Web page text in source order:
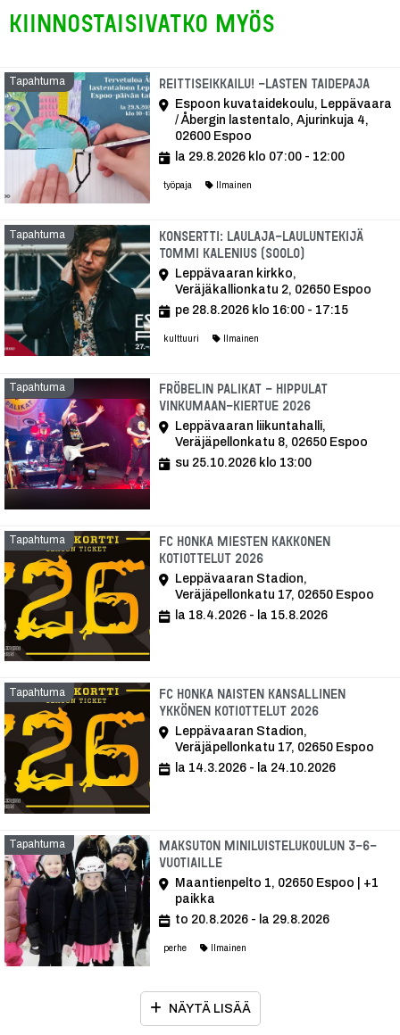
Kiinnostaisivatko myös
Tapahtuma Reittiseikkailu! -lasten taidepaja
Espoon kuvataidekoulu, Leppävaara
/ Åbergin lastentalo, Ajurinkuja 4,
02600 Espoo
la 29.8.2026 klo 07:00 - 12:00
työpaja Ilmainen
Tapahtuma
Konsertti: Laulaja-lauluntekijä
Tommi Kalenius (soolo)
Leppävaaran kirkko,
Veräjäkallionkatu 2, 02650 Espoo
pe 28.8.2026 klo 16:00 - 17:15
kulttuuri Ilmainen
Tapahtuma
Fröbelin Palikat - Hippulat
vinkumaan-kiertue 2026
Leppävaaran liikuntahalli,
Veräjäpellonkatu 8, 02650 Espoo
su 25.10.2026 klo 13:00
Tapahtuma
FC Honka Miesten Kakkonen
kotiottelut 2026
Leppävaaran Stadion,
Veräjäpellonkatu 17, 02650 Espoo
la 18.4.2026 - la 15.8.2026
Tapahtuma
FC Honka naisten Kansallinen
Ykkönen kotiottelut 2026
Leppävaaran Stadion,
Veräjäpellonkatu 17, 02650 Espoo
la 14.3.2026 - la 24.10.2026
Tapahtuma
Maksuton miniluistelukoulun 3-6-
vuotiaille
Maantienpelto 1, 02650 Espoo | +1
paikka
to 20.8.2026 - la 29.8.2026
perhe Ilmainen
NÄYTÄ LISÄÄ